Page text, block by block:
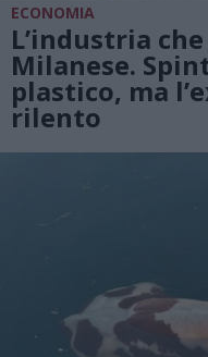
ECONOMIA
L’industria
Milanese.
plastico, ma
rilento